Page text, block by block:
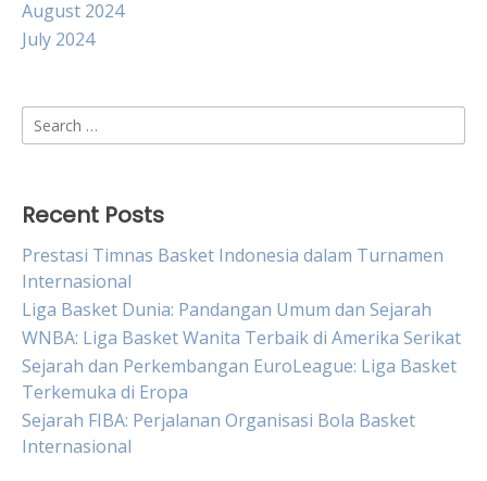
August 2024
July 2024
Search
for:
Recent Posts
Prestasi Timnas Basket Indonesia dalam Turnamen
Internasional
Liga Basket Dunia: Pandangan Umum dan Sejarah
WNBA: Liga Basket Wanita Terbaik di Amerika Serikat
Sejarah dan Perkembangan EuroLeague: Liga Basket
Terkemuka di Eropa
Sejarah FIBA: Perjalanan Organisasi Bola Basket
Internasional